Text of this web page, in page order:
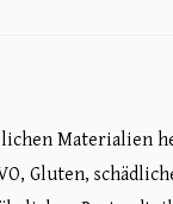
Materialien
Gluten,